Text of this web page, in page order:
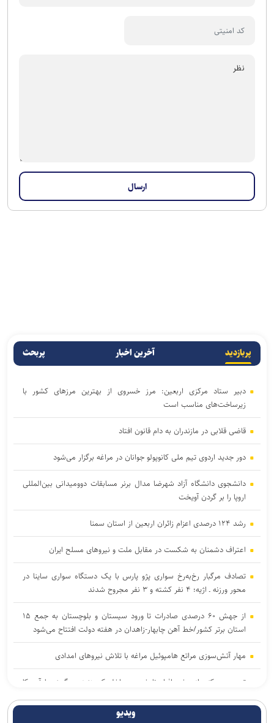
پربازدید آخرین اخبار پربحث
دبیر ستاد مرکزی اربعین: مرز خسروی از بهترین مرزهای کشور با
زیرساخت‌های مناسب است
قاضی قلابی در مازندران به دام قانون افتاد
دور جدید اردوی تیم ملی کانوپولو جوانان در مراغه برگزار می‌شود
دانشجوی دانشگاه آزاد شهرضا مدال برنر مسابقات دوومیدانی بین‌المللی
اروپا را بر گردن آویخت
رشد ۱۲۴ درصدی اعزام زائران اربعین از استان سمنا
اعتراف دشمنان به شکست در مقابل ملت و نیرو‌های مسلح ایران
تصادف مرگبار رخ‌به‌رخ سواری پژو پارس با یک دستگاه سواری ساینا در
محور ورزنه ـ اژیه؛ ۴ نفر کشته و ۳ نفر مجروح شدند
از جهش ۶۰ درصدی صادرات تا ورود سیستان و بلوچستان به جمع ۱۵
استان برتر کشور/خط آهن چابهار-زاهدان در هفته دولت افتتاح می‌شود
مهار آتش‌سوزی مراتع هامپوئیل مراغه با تلاش نیروهای امدادی
تعجب می‌کنم از برخی افراد نابخرد در داخل که هنوز می‌گویند با آمریکا
ویدیو